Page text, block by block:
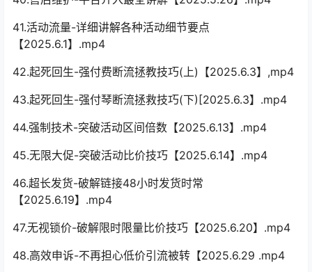
41.活动流量-详细讲解各种活动细节要点
【2025.6.1】.mp4
42.起死回生-强付费断流拯教技巧(上)【2025.6.3】,mp4
43.起死回生-强付琴断流拯救技巧(下)[2025.6.3】.mp4
44.强制技术-突破活动区间倍数【2025.6.13】.mp4
45.无限大促-突破活动比价技巧【2025.6.14】.mp4
46.超长发货-破解链接48小时发货时常
【2025.6.19】.mp4
47.无视锁价-破解限时限量比价技巧【2025.6.20】.mp4
48.高效申诉-不再担心低价引流被转【2025.6.29 .mp4